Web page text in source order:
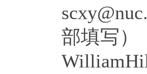
部填写）